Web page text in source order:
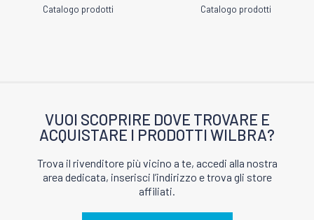
Catalogo prodotti
Catalogo prodotti
VUOI SCOPRIRE DOVE TROVARE E
ACQUISTARE I PRODOTTI WILBRA?
Trova il rivenditore più vicino a te, accedi alla nostra
area dedicata, inserisci l’indirizzo e trova gli store
affiliati.